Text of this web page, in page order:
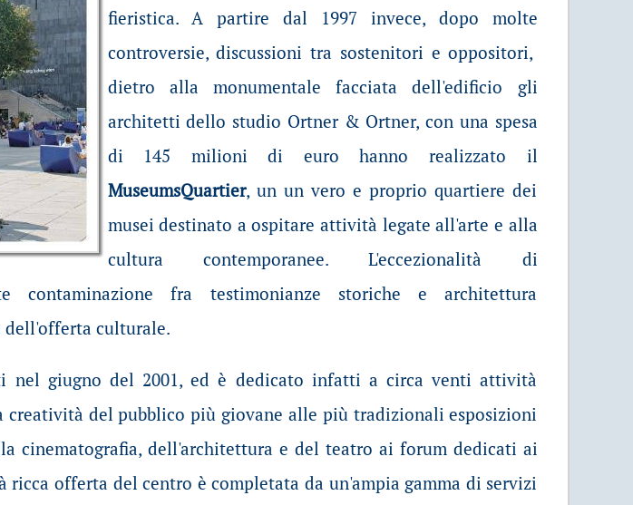
fieristica. A partire dal 1997 invece, dopo molte
controversie, discussioni tra sostenitori e oppositori,
dietro alla monumentale facciata dell'edificio gli
architetti dello studio Ortner & Ortner, con una spesa
di 145 milioni di euro hanno realizzato il
MuseumsQuartier, un un vero e proprio quartiere dei
musei destinato a ospitare attività legate all'arte e alla
cultura contemporanee. L'eccezionalità di
contaminazione fra testimonianze storiche e architettura
dell'offerta culturale.
nel giugno del 2001, ed è dedicato infatti a circa venti attività
creatività del pubblico più giovane alle più tradizionali esposizioni
cinematografia, dell'architettura e del teatro ai forum dedicati ai
offerta del centro è completata da un'ampia gamma di servizi